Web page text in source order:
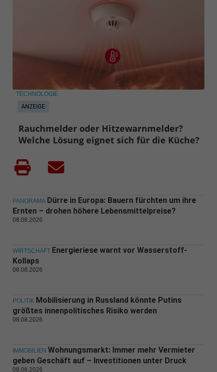
ANZEIGE
TECHNOLOGIE
Rauchmelder oder Hitzewarnmelder?
Welche Lösung eignet sich für die Küche?
PANORAMA Dürre in Europa: Bauern fürchten um ihre
Ernten – drohen höhere Lebensmittelpreise?
08.08.2026
WIRTSCHAFT Energieriese warnt vor Wasserstoff-
Kollaps
08.08.2026
POLITIK Mobilisierung in Russland könnte Putins
größtes innenpolitisches Risiko werden
08.08.2026
IMMOBILIEN Wohnungsmarkt: Immer mehr Vermieter
geben Geschäft auf – Investitionen unter Druck
08.08.2026